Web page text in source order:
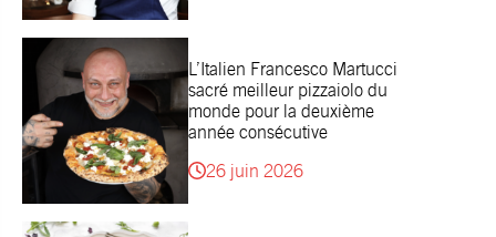
L’Italien Francesco Martucci
sacré meilleur pizzaiolo du
monde pour la deuxième
année consécutive
26 juin 2026